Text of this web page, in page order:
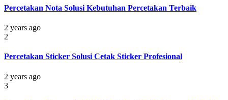
Percetakan Nota Solusi Kebutuhan Percetakan Terbaik
2 years ago
2
Percetakan Sticker Solusi Cetak Sticker Profesional
2 years ago
3